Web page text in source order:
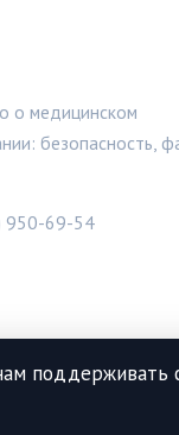
о медицинском
безопасность,
950-69-54
поддерживать